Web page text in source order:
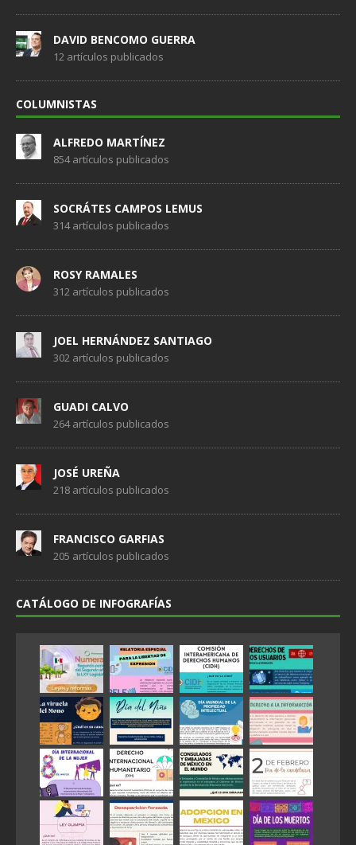
DAVID BENCOMO GUERRA
12 artículos publicados
COLUMNISTAS
ALFREDO MARTÍNEZ
854 artículos publicados
SOCRÁTES CAMPOS LEMUS
314 artículos publicados
ROSY RAMALES
312 artículos publicados
JOEL HERNÁNDEZ SANTIAGO
302 artículos publicados
GUADI CALVO
264 artículos publicados
JOSÉ UREÑA
218 artículos publicados
FRANCISCO GARFIAS
205 artículos publicados
CATÁLOGO DE INFOGRAFÍAS